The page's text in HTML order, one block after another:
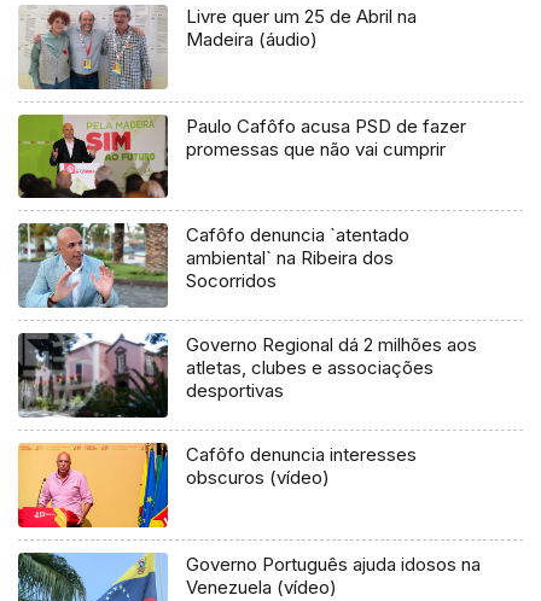
Livre quer um 25 de Abril na
Madeira (áudio)
Paulo Cafôfo acusa PSD de fazer
promessas que não vai cumprir
Cafôfo denuncia `atentado
ambiental` na Ribeira dos
Socorridos
Governo Regional dá 2 milhões aos
atletas, clubes e associações
desportivas
Cafôfo denuncia interesses
obscuros (vídeo)
Governo Português ajuda idosos na
Venezuela (vídeo)